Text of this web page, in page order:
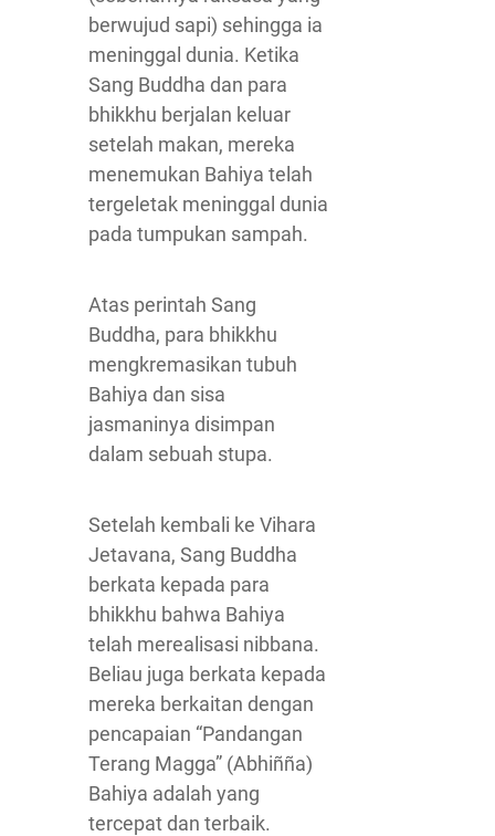
berwujud sapi) sehingga ia
meninggal dunia. Ketika
Sang Buddha dan para
bhikkhu berjalan keluar
setelah makan, mereka
menemukan Bahiya telah
tergeletak meninggal dunia
pada tumpukan sampah.
Atas perintah Sang
Buddha, para bhikkhu
mengkremasikan tubuh
Bahiya dan sisa
jasmaninya disimpan
dalam sebuah stupa.
Setelah kembali ke Vihara
Jetavana, Sang Buddha
berkata kepada para
bhikkhu bahwa Bahiya
telah merealisasi nibbana.
Beliau juga berkata kepada
mereka berkaitan dengan
pencapaian “Pandangan
Terang Magga” (Abhiñña)
Bahiya adalah yang
tercepat dan terbaik.